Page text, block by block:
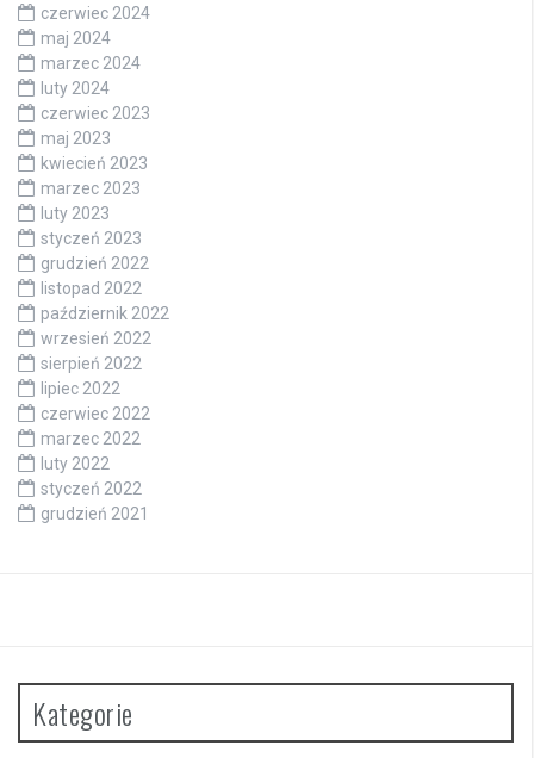
czerwiec 2024
maj 2024
marzec 2024
luty 2024
czerwiec 2023
maj 2023
kwiecień 2023
marzec 2023
luty 2023
styczeń 2023
grudzień 2022
listopad 2022
październik 2022
wrzesień 2022
sierpień 2022
lipiec 2022
czerwiec 2022
marzec 2022
luty 2022
styczeń 2022
grudzień 2021
Kategorie